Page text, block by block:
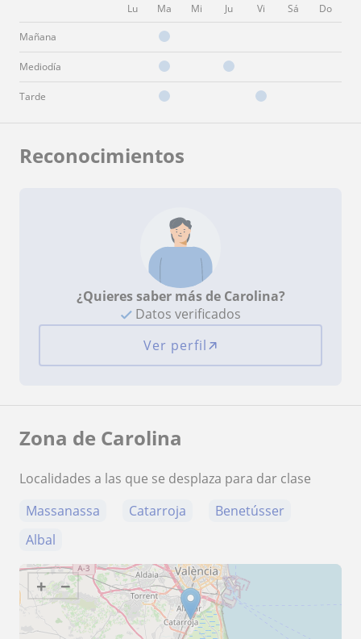
Lu Ma Mi Ju Vi Sá Do
Mañana
Mediodía
Tarde
Reconocimientos
¿Quieres saber más de Carolina?
Datos verificados
Ver perfil
Zona de Carolina
Localidades a las que se desplaza para dar clase
Massanassa
Catarroja
Benetússer
Albal
+ −